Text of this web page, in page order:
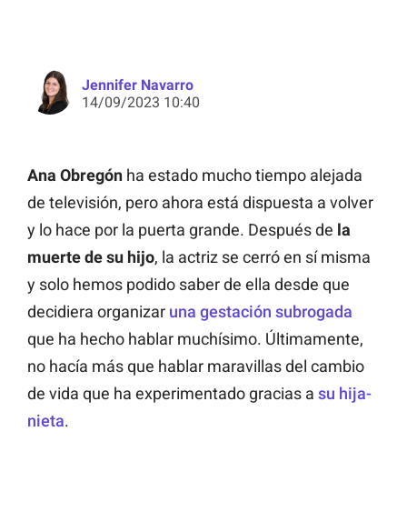
Jennifer Navarro
14/09/2023 10:40
Ana Obregón ha estado mucho tiempo alejada
de televisión, pero ahora está dispuesta a volver
y lo hace por la puerta grande. Después de la
muerte de su hijo, la actriz se cerró en sí misma
y solo hemos podido saber de ella desde que
decidiera organizar una gestación subrogada
que ha hecho hablar muchísimo. Últimamente,
no hacía más que hablar maravillas del cambio
de vida que ha experimentado gracias a su hija-
nieta.